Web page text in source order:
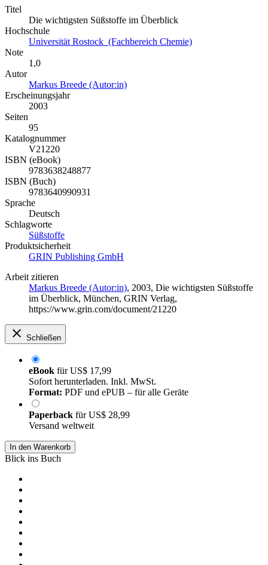
Titel
Die wichtigsten Süßstoffe im Überblick
Hochschule
Universität Rostock (Fachbereich Chemie)
Note
1,0
Autor
Markus Breede (Autor:in)
Erscheinungsjahr
2003
Seiten
95
Katalognummer
V21220
ISBN (eBook)
9783638248877
ISBN (Buch)
9783640990931
Sprache
Deutsch
Schlagworte
Süßstoffe
Produktsicherheit
GRIN Publishing GmbH
Arbeit zitieren
Markus Breede (Autor:in), 2003, Die wichtigsten Süßstoffe
im Überblick, München, GRIN Verlag,
https://www.grin.com/document/21220
Schließen
eBook fürUS$ 17,99
Sofort herunterladen. Inkl. MwSt.
Format: PDF und ePUB – für alle Geräte
Paperback fürUS$ 28,99
Versand weltweit
In den Warenkorb
Blick ins Buch